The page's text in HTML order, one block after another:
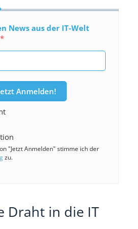
News aus der IT-Welt
Anmelden!
"Jetzt Anmelden" stimme ich der
zu.
Draht in die IT